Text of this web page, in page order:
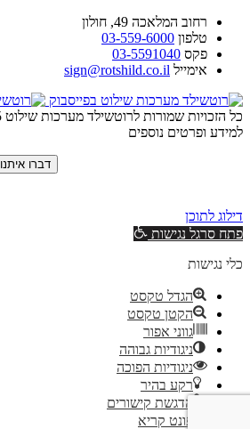
רחוב המלאכה 49, חולון
טלפון 03-559-6000
פקס 03-5591040
אימייל sign@rotshild.co.il
כל הזכויות שמורות לרוטשילד מערכות שילוט 2025
למידע ופרטים נוספים
דברו איתנו
דילוג לתוכן
פתח סרגל נגישות
כלי נגישות
הגדל טקסט
הקטן טקסט
גווני אפור
ניגודיות גבוהה
ניגודיות הפוכה
רקע בהיר
הדגשת קישורים
פונט קריא